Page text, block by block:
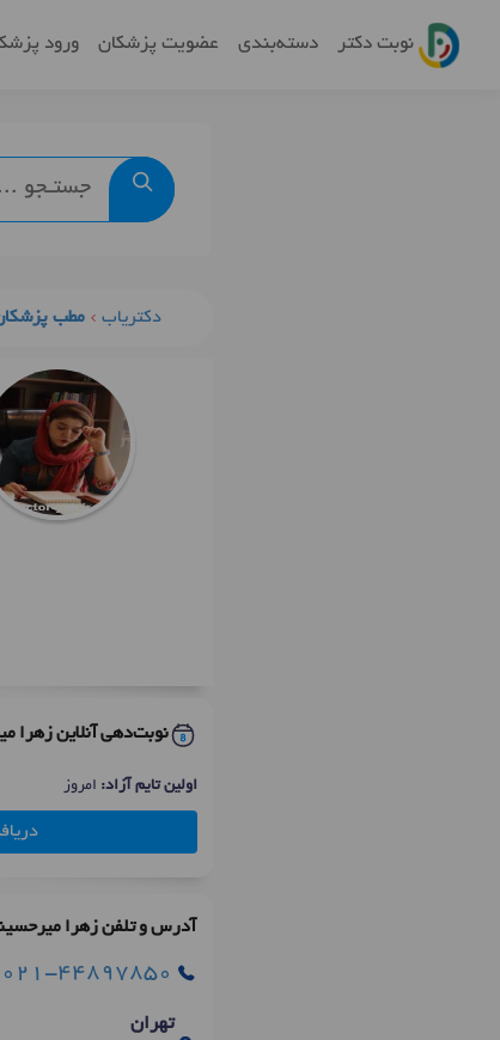
نوبت دکتر دسته‌بندی عضویت پزشکان ورود
دکتریاب مطب پزشکان
نوبت‌دهی آنلاین زهرا
اولین تایم آزاد: امروز
آدرس و تلفن زهرا
021-44897850
تهران